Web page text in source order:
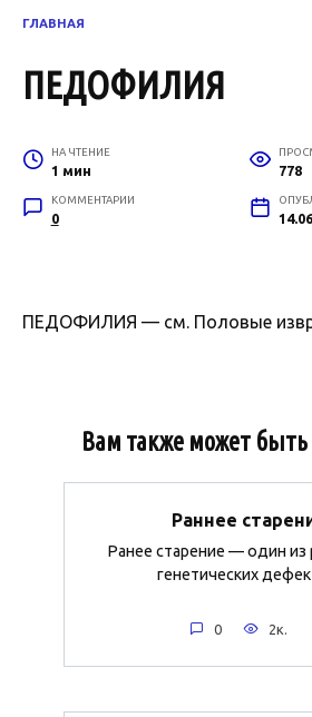
ГЛАВНАЯ
ПЕДОФИЛИЯ
НА ЧТЕНИЕ
1 мин 778
КОММЕНТАРИИ
0
ПЕДОФИЛИЯ — см. Половые
Вам также может
Раннее
Ранее старение — один из
генетических
0 2к.